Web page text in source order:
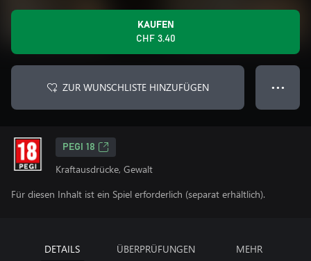
KAUFEN
CHF 3.40
ZUR WUNSCHLISTE HINZUFÜGEN ● ● ●
PEGI 18
Kraftausdrücke, Gewalt
Für diesen Inhalt ist ein Spiel erforderlich (separat erhältlich).
DETAILS ÜBERPRÜFUNGEN MEHR